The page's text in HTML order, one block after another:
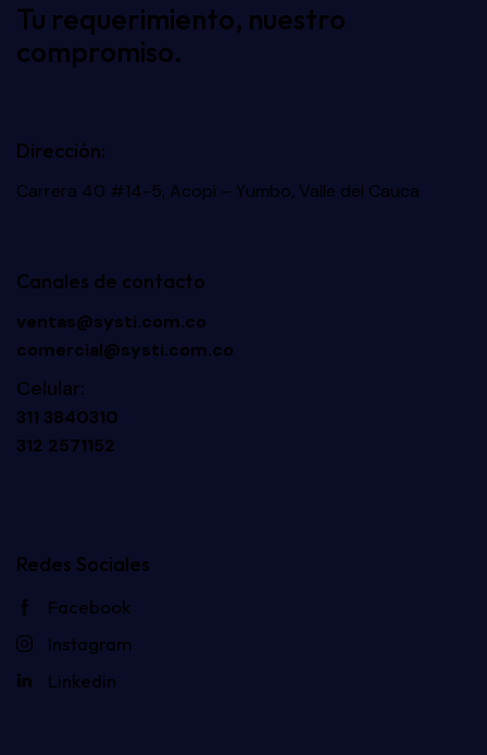
Tu requerimiento, nuestro
compromiso.
Dirección:
Carrera 40 #14-5, Acopi – Yumbo, Valle del Cauca
Canales de contacto
ventas@systi.com.co
comercial@systi.com.co
Celular:
311 3840310
312 2571152
Redes Sociales
Facebook
Instagram
Linkedin